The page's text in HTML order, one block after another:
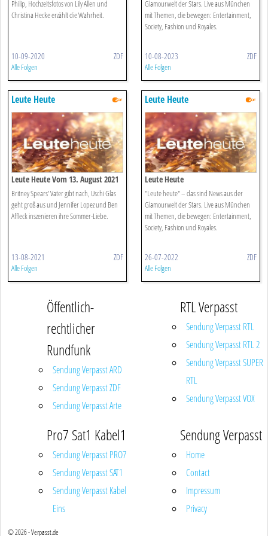
Philip, Hochzeitsfotos von Lily Allen und
Christina Hecke erzählt die Wahrheit.
10-09-2020 ZDF
Alle Folgen
Glamourwelt der Stars. Live aus München
mit Themen, die bewegen: Entertainment,
Society, Fashion und Royales.
10-08-2023 ZDF
Alle Folgen
Leute Heute
Leute Heute Vom 13. August 2021
Britney Spears' Vater gibt nach, Uschi Glas
geht groß aus und Jennifer Lopez und Ben
Affleck inszenieren ihre Sommer-Liebe.
13-08-2021 ZDF
Alle Folgen
Leute Heute
Leute Heute
"Leute heute" – das sind News aus der
Glamourwelt der Stars. Live aus München
mit Themen, die bewegen: Entertainment,
Society, Fashion und Royales.
26-07-2022 ZDF
Alle Folgen
Öffentlich-
rechtlicher
Rundfunk
Sendung Verpasst ARD
Sendung Verpasst ZDF
Sendung Verpasst Arte
RTL Verpasst
Sendung Verpasst RTL
Sendung Verpasst RTL 2
Sendung Verpasst SUPER
RTL
Sendung Verpasst VOX
Pro7 Sat1 Kabel1
Sendung Verpasst PRO7
Sendung Verpasst SAT1
Sendung Verpasst Kabel
Eins
Sendung Verpasst
Home
Contact
Impressum
Privacy
© 2026 - Verpasst.de